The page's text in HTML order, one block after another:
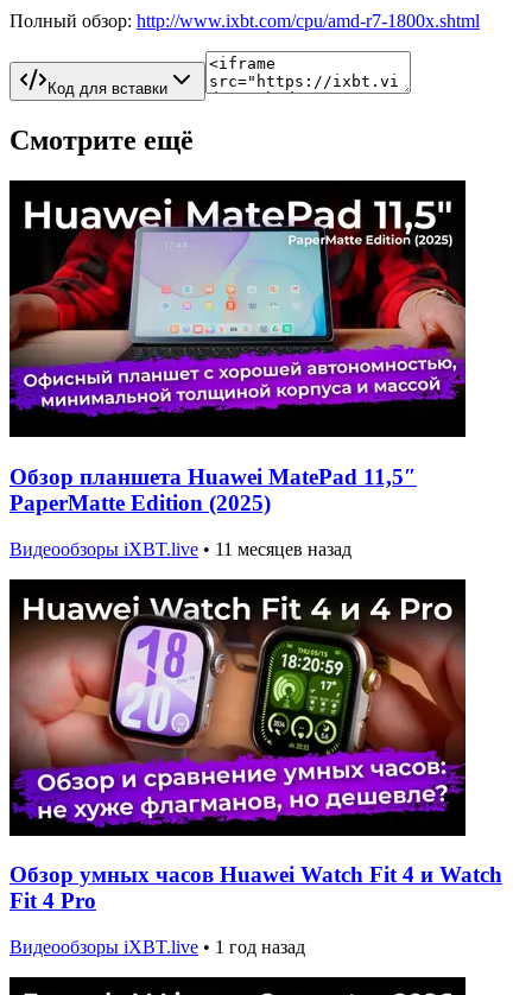
Полный обзор: http://www.ixbt.com/cpu/amd-r7-1800x.shtml
Код для вставки
Смотрите ещё
Обзор планшета Huawei MatePad 11,5″
PaperMatte Edition (2025)
Видеообзоры iXBT.live • 11 месяцев назад
Обзор умных часов Huawei Watch Fit 4 и Watch
Fit 4 Pro
Видеообзоры iXBT.live • 1 год назад